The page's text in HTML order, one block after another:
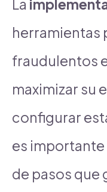
La
herramientas
fraudulentos
maximizar su
configurar
es importante
de pasos que